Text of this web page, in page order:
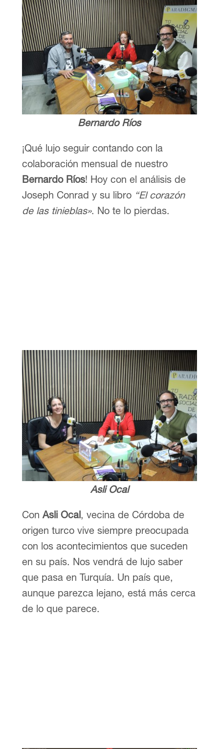
Bernardo Ríos
¡Qué lujo seguir contando con la
colaboración mensual de nuestro
Bernardo Ríos! Hoy con el análisis de
Joseph Conrad y su libro “El corazón
de las tinieblas». No te lo pierdas.
Asli Ocal
Con Asli Ocal, vecina de Córdoba de
origen turco vive siempre preocupada
con los acontecimientos que suceden
en su país. Nos vendrá de lujo saber
que pasa en Turquía. Un país que,
aunque parezca lejano, está más cerca
de lo que parece.